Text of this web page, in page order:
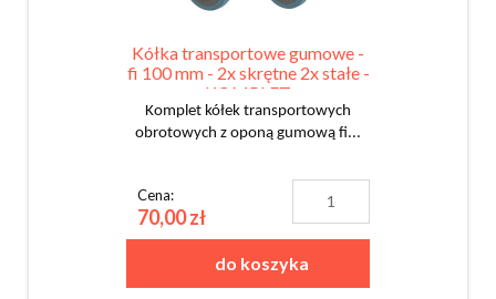
Kółka transportowe gumowe -
fi 100 mm - 2x skrętne 2x stałe -
KOMPLET
Komplet kółek transportowych
obrotowych z oponą gumową fi...
Cena:
70,00 zł
do koszyka